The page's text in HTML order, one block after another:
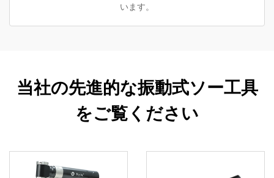
います。
当社の先進的な振動式ソー工具
をご覧ください